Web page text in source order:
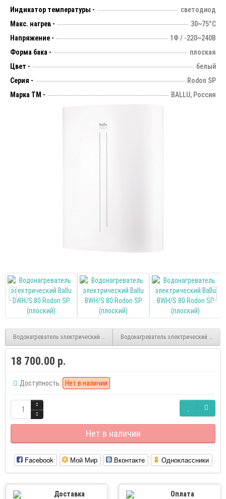
Индикатор температуры -
светодиод
Макс. нагрев -
30~75°С
Напряжение -
1Ф / -220~240В
Форма бака -
плоская
Цвет -
белый
Серия -
Rodon SP
Марка ТМ -
BALLU, Россия
Водонагреватель электрический Ballu BWH/S 50 Rodon SP (плоский)
Водонагреватель электрический Ballu
18 700.00 р.
Доступность: Нет в наличии
Нет в наличии
Facebook Мой Мир Вконтакте Одноклассники
Доставка Оплата